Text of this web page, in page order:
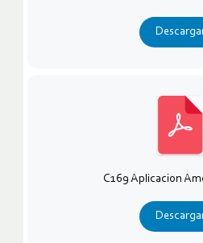
C169 Aplicacion